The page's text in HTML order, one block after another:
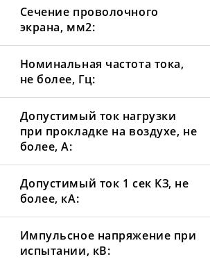
Сечение проволочного
экрана, мм2:
Номинальная частота тока,
не более, Гц:
Допустимый ток нагрузки
при прокладке на воздухе, не
более, А:
Допустимый ток 1 сек КЗ, не
более, кА:
Импульсное напряжение при
испытании, кВ: